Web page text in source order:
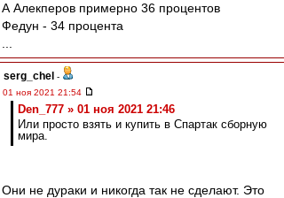
А Алекперов примерно 36 процентов
Федун - 34 процента
serg_chel -
01 ноя 2021 21:54
Den_777 » 01 ноя 2021 21:46
Или просто взять и купить в Спартак сборную
мира.
Они не дураки и никогда так не сделают. Это